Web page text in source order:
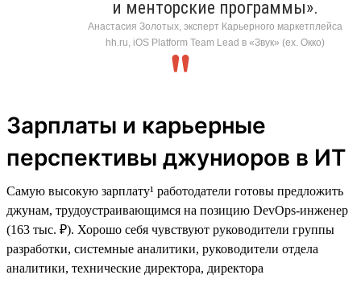
и менторские программы».
Анастасия Золотых, эксперт Карьерного маркетплейса
hh.ru, iOS Platform Team Lead в «Звук» (ex. Окко)
Зарплаты и карьерные
перспективы джуниоров в ИТ
Самую высокую зарплату¹ работодатели готовы предложить
джунам, трудоустраивающимся на позицию DevOps-инженер
(163 тыс. ₽). Хорошо себя чувствуют руководители группы
разработки, системные аналитики, руководители отдела
аналитики, технические директора, директора